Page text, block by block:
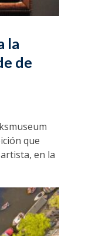
la
de
que
en la